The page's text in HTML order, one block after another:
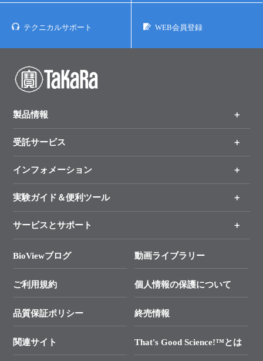
テクニカルサポート WEB会員登録
製品情報
製品一覧
手法から製品を探す
新製品情報
受託サービス
オンライン注文
インフォメーション
キャンペーン
タカラバイオ各種会員募集のお知らせ
終売製品のお知らせ
価格改定のご案内
技術セミナーのご案内
タカラバイオ発表文献
実験ガイド＆便利ツール
リアルタイムPCR実験のススメ
幹細胞・再生医療研究ガイド
クローニング実験ガイド
SMARTer NGSポータルサイト
プライマー設計
サービスとサポート
総合お問い合わせ
├ 実験コンシェルジュ
├ 受託サービスお問い合わせ
BioViewブログ 動画ライブラリー
ご利用規約 個人情報の保護について
品質保証ポリシー 終売情報
関連サイト That's Good Science!™とは